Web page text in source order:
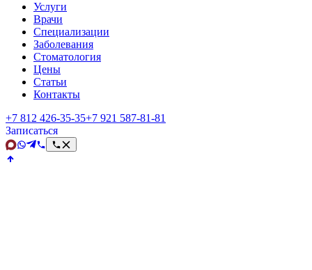
Услуги
Врачи
Специализации
Заболевания
Стоматология
Цены
Статьи
Контакты
+7 812 426‑35‑35+7 921 587‑81‑81
Записаться